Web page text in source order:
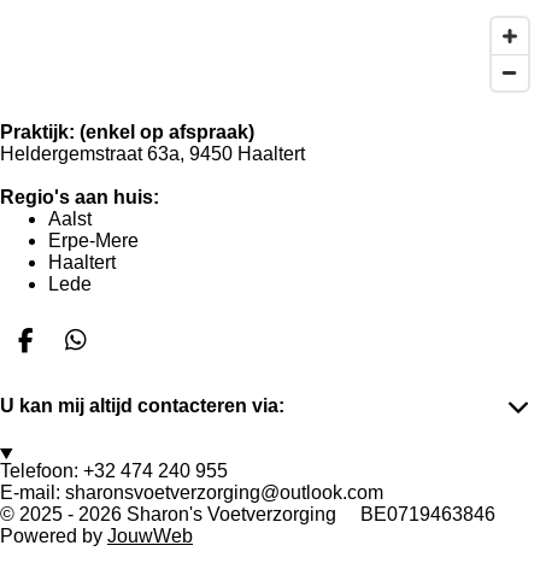
Praktijk: (enkel op afspraak)
Heldergemstraat 63a, 9450 Haaltert
Regio's aan huis:
Aalst
Erpe-Mere
Haaltert
Lede
F
c
e
o
o
k
W
a
t
A
p
p
U kan mij altijd contacteren via:
Telefoon: +32 474 240 955
E-mail: sharonsvoetverzorging@outlook.com
© 2025 - 2026 Sharon's Voetverzorging BE0719463846
Powered by JouwWeb